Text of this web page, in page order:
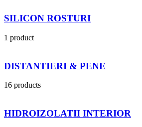
SILICON ROSTURI
1 product
DISTANTIERI & PENE
16 products
HIDROIZOLATII INTERIOR